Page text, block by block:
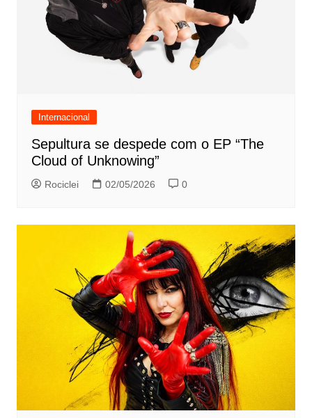
Internacional
Sepultura se despede com o EP “The
Cloud of Unknowing”
Rociclei 02/05/2026 0